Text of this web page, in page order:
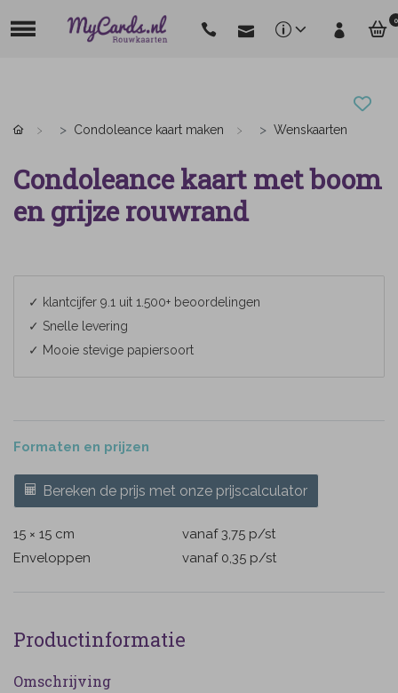
0
Condoleance kaart maken Wenskaarten
Condoleance kaart met boom
en grijze rouwrand
✓ klantcijfer 9.1 uit 1.500+ beoordelingen
✓ Snelle levering
✓ Mooie stevige papiersoort
Formaten en prijzen
Bereken de prijs met onze prijscalculator
15 × 15 cm vanaf 3,75 p/st
Enveloppen
vanaf 0,35 p/st
Productinformatie
Omschrijving